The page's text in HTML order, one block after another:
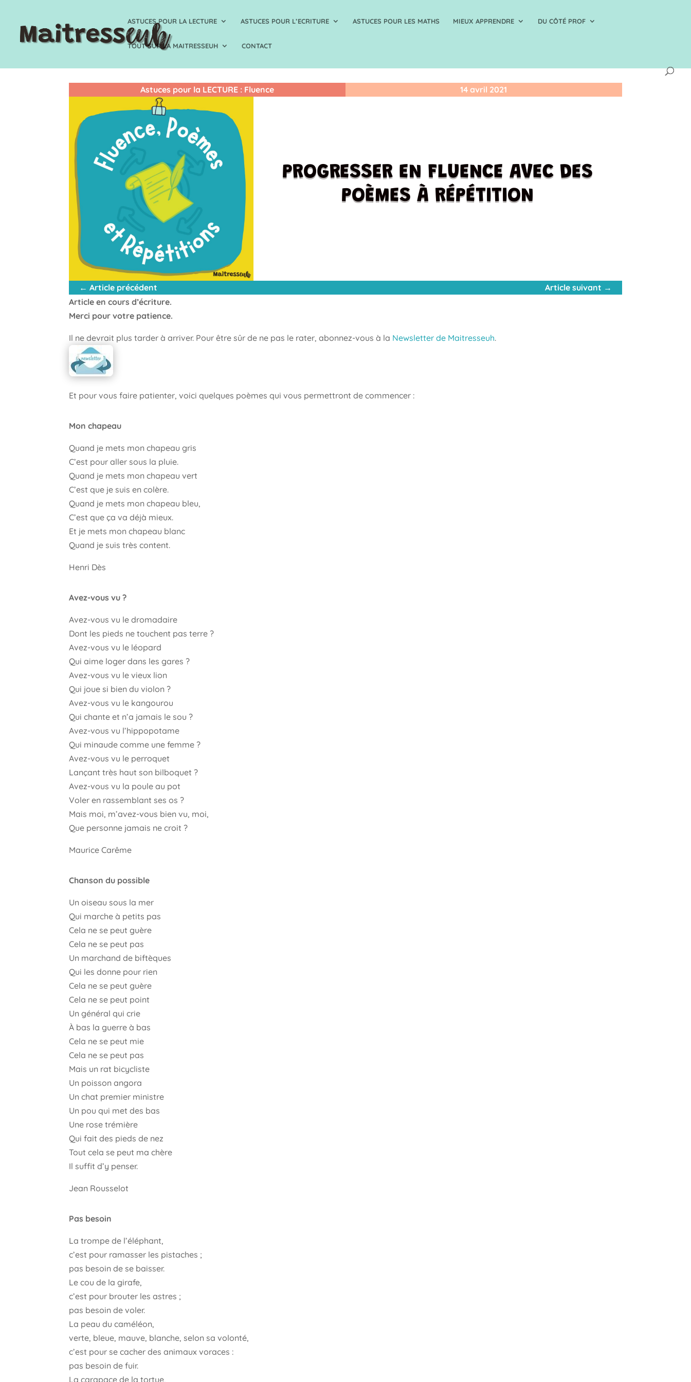
ASTUCES POUR LA LECTURE ASTUCES POUR L’ECRITURE ASTUCES POUR LES MATHS MIEUX APPRENDRE DU CÔTÉ PROF
TOUT SUR LA MAITRESSEUH CONTACT
Astuces pour la LECTURE : Fluence 14 avril 2021
PROGRESSER EN FLUENCE AVEC DES
POÈMES À RÉPÉTITION
←Article précédent Article suivant →
Article en cours d’écriture.
Merci pour votre patience.
Il ne devrait plus tarder à arriver. Pour être sûr de ne pas le rater, abonnez-vous à la Newsletter de Maitresseuh.
Et pour vous faire patienter, voici quelques poèmes qui vous permettront de commencer :
Mon chapeau
Quand je mets mon chapeau gris
C’est pour aller sous la pluie.
Quand je mets mon chapeau vert
C’est que je suis en colère.
Quand je mets mon chapeau bleu,
C’est que ça va déjà mieux.
Et je mets mon chapeau blanc
Quand je suis très content.
Henri Dès
Avez-vous vu ?
Avez-vous vu le dromadaire
Dont les pieds ne touchent pas terre ?
Avez-vous vu le léopard
Qui aime loger dans les gares ?
Avez-vous vu le vieux lion
Qui joue si bien du violon ?
Avez-vous vu le kangourou
Qui chante et n’a jamais le sou ?
Avez-vous vu l’hippopotame
Qui minaude comme une femme ?
Avez-vous vu le perroquet
Lançant très haut son bilboquet ?
Avez-vous vu la poule au pot
Voler en rassemblant ses os ?
Mais moi, m’avez-vous bien vu, moi,
Que personne jamais ne croit ?
Maurice Carême
Chanson du possible
Un oiseau sous la mer
Qui marche à petits pas
Cela ne se peut guère
Cela ne se peut pas
Un marchand de biftèques
Qui les donne pour rien
Cela ne se peut guère
Cela ne se peut point
Un général qui crie
À bas la guerre à bas
Cela ne se peut mie
Cela ne se peut pas
Mais un rat bicycliste
Un poisson angora
Un chat premier ministre
Un pou qui met des bas
Une rose trémière
Qui fait des pieds de nez
Tout cela se peut ma chère
Il suffit d’y penser.
Jean Rousselot
Pas besoin
La trompe de l’éléphant,
c’est pour ramasser les pistaches ;
pas besoin de se baisser.
Le cou de la girafe,
c’est pour brouter les astres ;
pas besoin de voler.
La peau du caméléon,
verte, bleue, mauve, blanche, selon sa volonté,
c’est pour se cacher des animaux voraces :
pas besoin de fuir.
La carapace de la tortue,